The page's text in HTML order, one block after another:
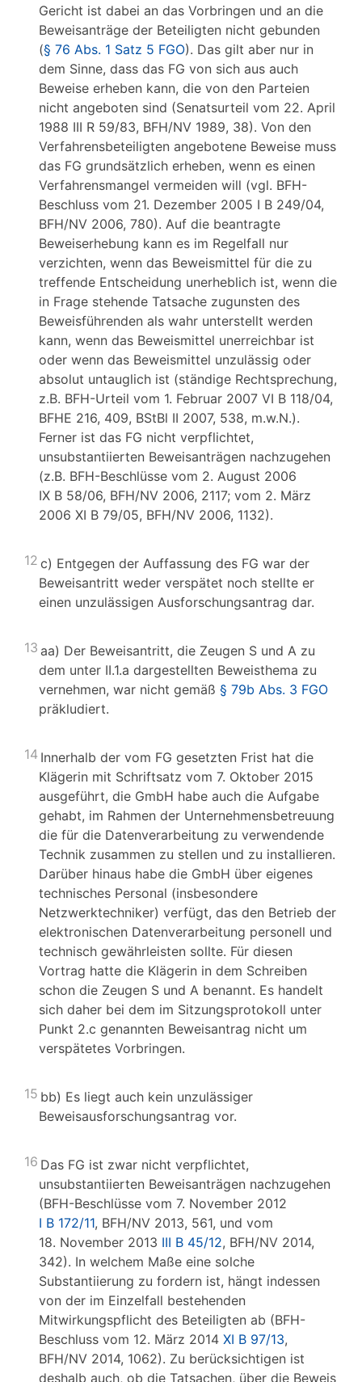
Gericht ist dabei an das Vorbringen und an die
Beweisanträge der Beteiligten nicht gebunden
(§ 76 Abs. 1 Satz 5 FGO). Das gilt aber nur in
dem Sinne, dass das FG von sich aus auch
Beweise erheben kann, die von den Parteien
nicht angeboten sind (Senatsurteil vom 22. April
1988 III R 59/83, BFH/NV 1989, 38). Von den
Verfahrensbeteiligten angebotene Beweise muss
das FG grundsätzlich erheben, wenn es einen
Verfahrensmangel vermeiden will (vgl. BFH-
Beschluss vom 21. Dezember 2005 I B 249/04,
BFH/NV 2006, 780). Auf die beantragte
Beweiserhebung kann es im Regelfall nur
verzichten, wenn das Beweismittel für die zu
treffende Entscheidung unerheblich ist, wenn die
in Frage stehende Tatsache zugunsten des
Beweisführenden als wahr unterstellt werden
kann, wenn das Beweismittel unerreichbar ist
oder wenn das Beweismittel unzulässig oder
absolut untauglich ist (ständige Rechtsprechung,
z.B. BFH-Urteil vom 1. Februar 2007 VI B 118/04,
BFHE 216, 409, BStBl II 2007, 538, m.w.N.).
Ferner ist das FG nicht verpflichtet,
unsubstantiierten Beweisanträgen nachzugehen
(z.B. BFH-Beschlüsse vom 2. August 2006
IX B 58/06, BFH/NV 2006, 2117; vom 2. März
2006 XI B 79/05, BFH/NV 2006, 1132).
12 c) Entgegen der Auffassung des FG war der
Beweisantritt weder verspätet noch stellte er
einen unzulässigen Ausforschungsantrag dar.
13 aa) Der Beweisantritt, die Zeugen S und A zu
dem unter II.1.a dargestellten Beweisthema zu
vernehmen, war nicht gemäß § 79b Abs. 3 FGO
präkludiert.
14 Innerhalb der vom FG gesetzten Frist hat die
Klägerin mit Schriftsatz vom 7. Oktober 2015
ausgeführt, die GmbH habe auch die Aufgabe
gehabt, im Rahmen der Unternehmensbetreuung
die für die Datenverarbeitung zu verwendende
Technik zusammen zu stellen und zu installieren.
Darüber hinaus habe die GmbH über eigenes
technisches Personal (insbesondere
Netzwerktechniker) verfügt, das den Betrieb der
elektronischen Datenverarbeitung personell und
technisch gewährleisten sollte. Für diesen
Vortrag hatte die Klägerin in dem Schreiben
schon die Zeugen S und A benannt. Es handelt
sich daher bei dem im Sitzungsprotokoll unter
Punkt 2.c genannten Beweisantrag nicht um
verspätetes Vorbringen.
15 bb) Es liegt auch kein unzulässiger
Beweisausforschungsantrag vor.
16 Das FG ist zwar nicht verpflichtet,
unsubstantiierten Beweisanträgen nachzugehen
(BFH-Beschlüsse vom 7. November 2012
I B 172/11, BFH/NV 2013, 561, und vom
18. November 2013 III B 45/12, BFH/NV 2014,
342). In welchem Maße eine solche
Substantiierung zu fordern ist, hängt indessen
von der im Einzelfall bestehenden
Mitwirkungspflicht des Beteiligten ab (BFH-
Beschluss vom 12. März 2014 XI B 97/13,
BFH/NV 2014, 1062). Zu berücksichtigen ist
deshalb auch, ob die Tatsachen, über die Beweis